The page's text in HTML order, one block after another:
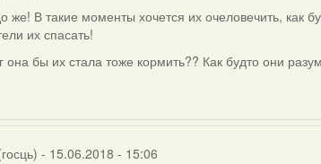
же! В такие моменты хочется их очеловечить, как
их спасать!
она бы их стала тоже кормить?? Как будто они
- 15.06.2018 - 15:06